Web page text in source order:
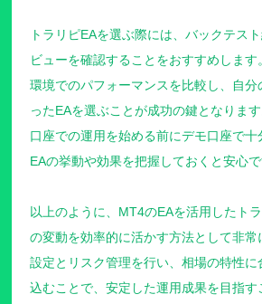
トラリピEAを選ぶ際には、バックテス
ビューを確認することをおすすめしま
環境でのパフォーマンスを比較し、自分
ったEAを選ぶことが成功の鍵となりま
口座での運用を始める前にデモ口座で十
EAの挙動や効果を把握しておくと安心で
以上のように、MT4のEAを活用したト
の変動を効率的に活かす方法として非常
設定とリスク管理を行い、相場の特性
込むことで、安定した運用成果を目指す